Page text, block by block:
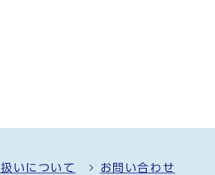
いについて お問い合わせ